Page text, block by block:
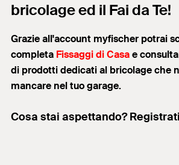
bricolage ed il Fai da Te!
Grazie all'account myfischer potrai
completa Fissaggi di Casae
di prodotti dedicati al bricolage che
mancare nel tuo garage.
Cosa stai aspettando?